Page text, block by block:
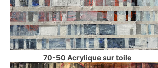
70-50 Acrylique sur toile